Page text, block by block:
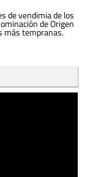
de vendimia de los
de Origen
más tempranas.